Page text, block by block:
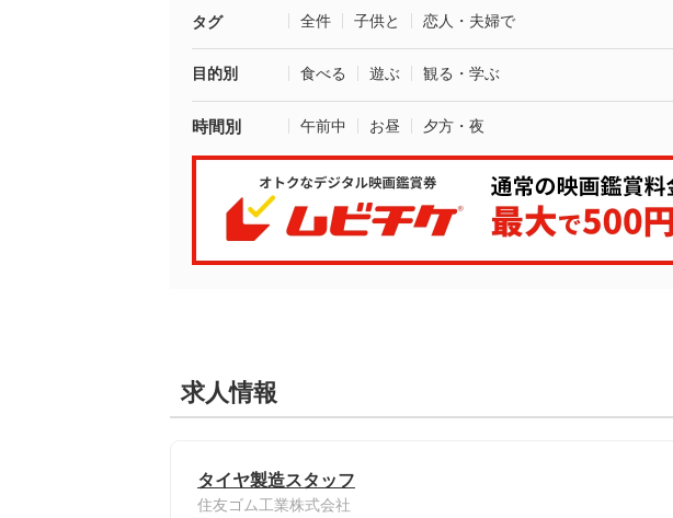
タグ 全件 子供と 恋人・夫婦で
目的別 食べる 遊ぶ 観る・学ぶ
時間別 午前中 お昼 夕方・夜
求人情報
タイヤ製造スタッフ
住友ゴム工業株式会社